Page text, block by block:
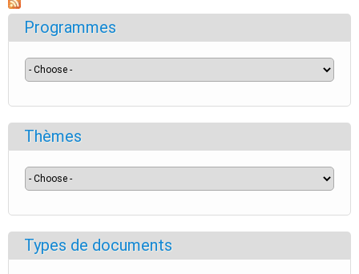
Programmes
Thèmes
Types de documents